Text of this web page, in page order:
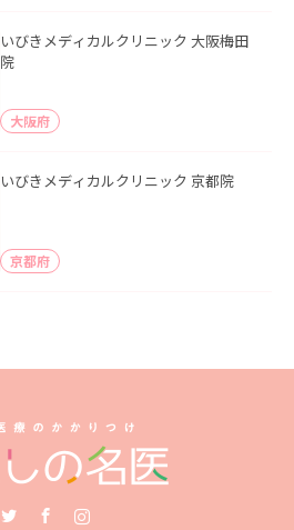
いびきメディカルクリニック 大阪梅田
院
大阪府
いびきメディカルクリニック 京都院
京都府